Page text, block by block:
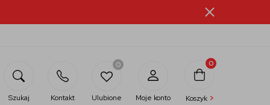
Szukaj Kontakt
0
Ulubione Moje konto
0
Koszyk >